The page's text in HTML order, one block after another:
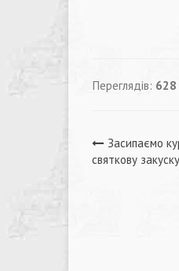
Переглядів: 628
Засипаємо
святкову